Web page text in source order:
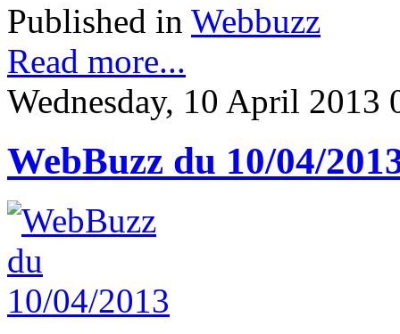
Published in Webbuzz
Read more...
Wednesday, 10 April 2013
WebBuzz du 10/04/